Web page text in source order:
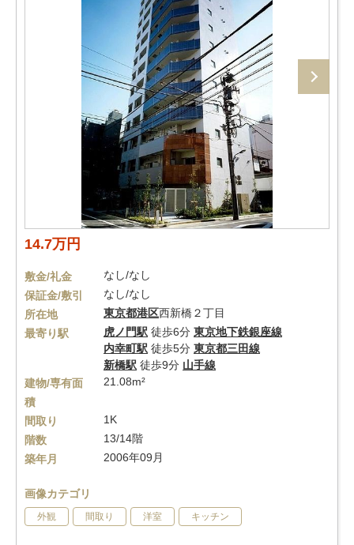
14.7万円
敷金/礼金
なし/なし
保証金/敷引
なし/なし
所在地
東京都港区西新橋２丁目
最寄り駅
虎ノ門駅 徒歩6分 東京地下鉄銀座線
内幸町駅 徒歩5分 東京都三田線
新橋駅 徒歩9分 山手線
建物/専有面
積
21.08m²
間取り
1K
階数
13/14階
築年月
2006年09月
画像カテゴリ
外観 間取り 洋室 キッチン